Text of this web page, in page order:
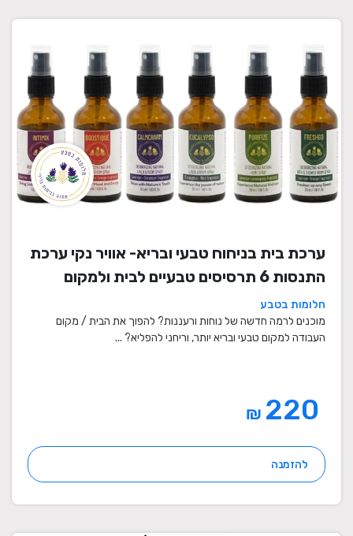
ערכת בית בניחוח טבעי ובריא- אוויר נקי ערכת
התנסות 6 תרסיסים טבעיים לבית ולמקום
העבודה
חלומות בטבע
מוכנים לרמה חדשה של נוחות ורעננות? להפוך את הבית / מקום
העבודה למקום טבעי ובריא יותר, וריחני להפליא? ...
₪
להזמנה